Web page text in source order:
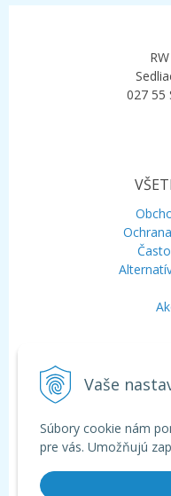
Vaše
Súbory cookie nám
pre vás. Umožňujú
027 55